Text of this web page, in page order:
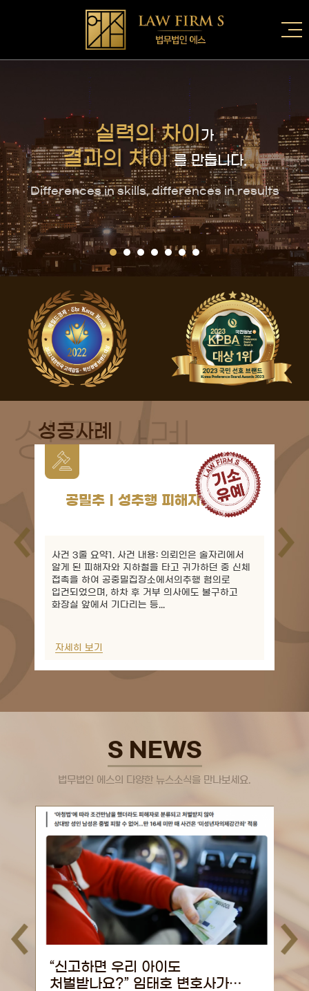
실력의 차이 가
결과의 차이 를 만듭니다.
Differences in skills, differences in results
성공사례
아청물소지ㅣ구글 렌즈 검색...
사건 3줄 요약1. 사건 내용: 군 복무 중 인터넷에서
성착취물을 다운로드하고 구글 렌즈로 검색하다가
구글 계정이 정지되어 압수수색 위기에 직면함.2.
핵심 쟁점: 벌금형 규정이 없어 징역형 전과가 남는
아청법 위반...
자세히 보기
S NEWS
법무법인 에스의 다양한 뉴스소식을 만나보세요.
장난으로 "재워준다" 썼는데 아청법
피의자 된 청년…임태호 변호사의